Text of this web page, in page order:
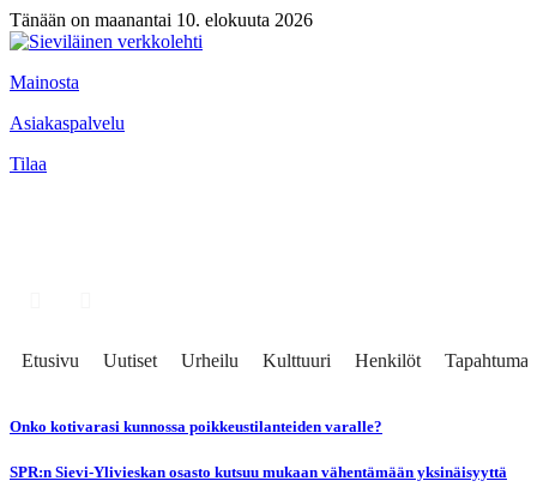
Tänään on maanantai 10. elokuuta 2026
Mainosta
Asiakaspalvelu
Tilaa
Etusivu Uutiset Urheilu Kulttuuri Henkilöt Tapahtumat
Onko kotivarasi kunnossa poikkeustilanteiden varalle?
SPR:n Sievi-Ylivieskan osasto kutsuu mukaan vähentämään yksinäisyyttä